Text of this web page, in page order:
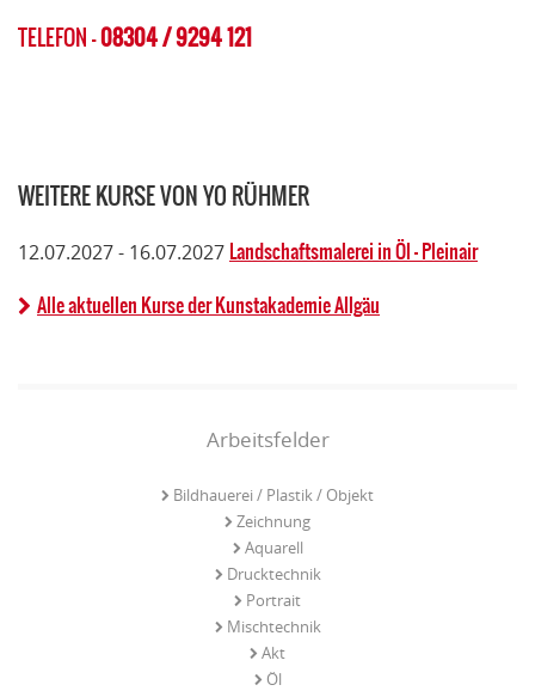
TELEFON -08304 / 9294 121
WEITERE KURSE VON YO RÜHMER
12.07.2027 - 16.07.2027 Landschaftsmalerei in Öl - Pleinair
Alle aktuellen Kurse der Kunstakademie Allgäu
Arbeitsfelder
Bildhauerei / Plastik / Objekt
Zeichnung
Aquarell
Drucktechnik
Portrait
Mischtechnik
Akt
Öl